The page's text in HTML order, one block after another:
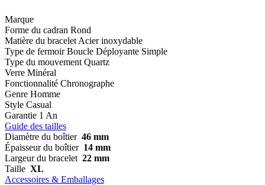
Marque
Forme du cadran Rond
Matière du bracelet Acier inoxydable
Type de fermoir Boucle Déployante Simple
Type du mouvement Quartz
Verre Minéral
Fonctionnalité Chronographe
Genre Homme
Style Casual
Garantie 1 An
Guide des tailles
Diamètre du boîtier 46 mm
Épaisseur du boîtier 14 mm
Largeur du bracelet 22 mm
Taille XL
Accessoires & Emballages